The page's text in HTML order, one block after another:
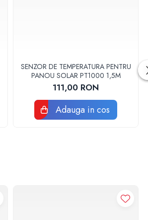
SENZOR DE TEMPERATURA PENTRU
PANOU SOLAR PT1000 1,5M
111,00 RON
Adauga in cos